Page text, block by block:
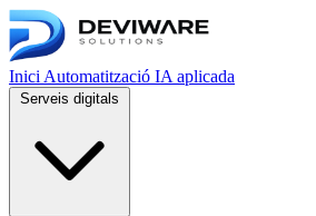
Inici Automatització IA aplicada